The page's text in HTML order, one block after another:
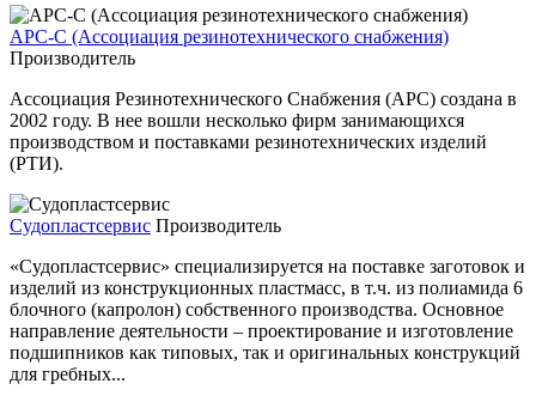
АРС-С (Ассоциация резинотехнического снабжения)
Производитель
Ассоциация Резинотехнического Снабжения (АРС) создана в
2002 году. В нее вошли несколько фирм занимающихся
производством и поставками резинотехнических изделий
(РТИ).
Судопластсервис Производитель
«Судопластсервис» специализируется на поставке заготовок и
изделий из конструкционных пластмасс, в т.ч. из полиамида 6
блочного (капролон) собственного производства. Основное
направление деятельности – проектирование и изготовление
подшипников как типовых, так и оригинальных конструкций
для гребных...